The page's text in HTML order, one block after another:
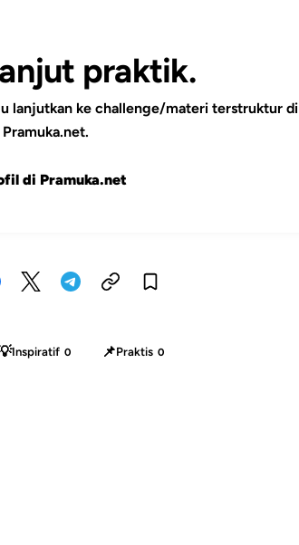
praktik.
lanjutkan ke challenge/materi terstruktur di
di Pramuka.net
Inspiratif 0 📌Praktis 0